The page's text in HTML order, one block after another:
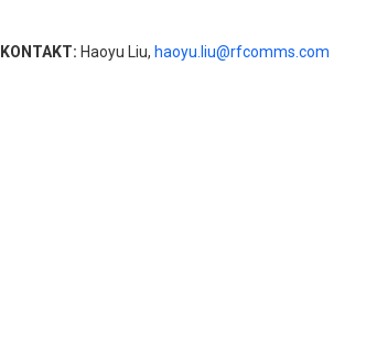
KONTAKT: Haoyu Liu, haoyu.liu@rfcomms.com